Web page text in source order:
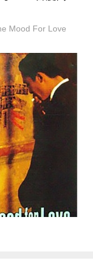
Mood For Love